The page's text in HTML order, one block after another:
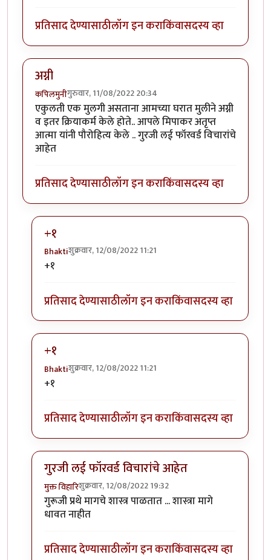
प्रतिसाद देण्यासाठीलॉग इन कराकिंवासदस्य व्हा
अग्नी
कपिलमुनीगुरुवार, 11/08/2022 20:34
एकुलती एक मुलगी असताना आमच्या घरात मुलीने अग्नी
व इतर क्रियाकर्म केले होते.. आपले मिपाकर अतृप्त
आत्मा यांनी पौरोहित्य केले .. गुरजी लई फॉरवर्ड विचारांचे
आहेत
प्रतिसाद देण्यासाठीलॉग इन कराकिंवासदस्य व्हा
+१
Bhaktiशुक्रवार, 12/08/2022 11:21
In reply to
+१
प्रतिसाद देण्यासाठीलॉग इन कराकिंवासदस्य व्हा
+१
Bhaktiशुक्रवार, 12/08/2022 11:21
In reply to
+१
प्रतिसाद देण्यासाठीलॉग इन कराकिंवासदस्य व्हा
गुरजी लई फॉरवर्ड विचारांचे आहेत
मुक्त विहारिशुक्रवार, 12/08/2022 19:32
In reply toअग्नीbyकपिलमुनी
गुरूजी प्रथे मागचे शास्त्र पाळतात ... शास्त्रा मागे
धावत नाहीत
प्रतिसाद देण्यासाठीलॉग इन कराकिंवासदस्य व्हा